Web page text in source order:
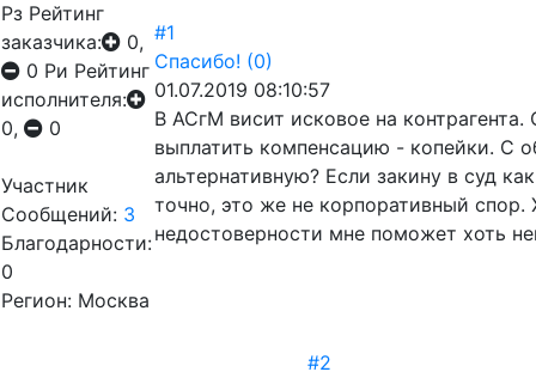
Рз Рейтинг
заказчика:
0,
0 Ри Рейтинг
исполнителя:
0,
0
Участник
Сообщений: 3
Благодарности:
0
Регион: Москва
#1
Спасибо! (0)
01.07.2019 08:10:57
В АСгМ висит исковое на
выплатить компенсацию - копейки. С
альтернативную? Если закину в суд
точно, это же не корпоративный
недостоверности мне поможет хоть
#2